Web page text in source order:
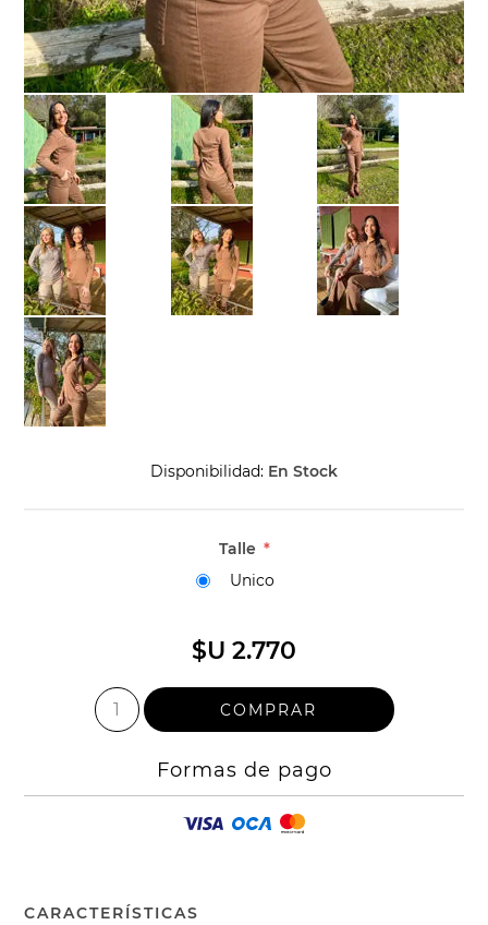
Disponibilidad: En Stock
Talle *
Unico
$U 2.770
Formas de pago
CARACTERÍSTICAS